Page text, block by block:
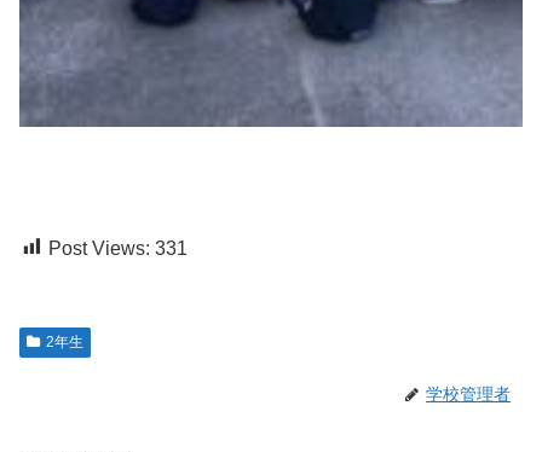
Post Views: 331
2年生
学校管理者